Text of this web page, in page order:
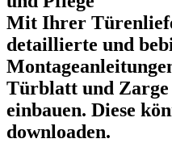
Mit Ihrer
detaillierte und
Türblatt und Zarge
einbauen. Diese
downloaden.